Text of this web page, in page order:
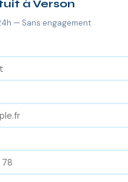
à Verson
— Sans engagement